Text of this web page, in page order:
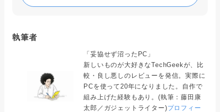
執筆者
「妥協せず沼ったPC」
新しいものが大好きなTechGeekが、比
較・良し悪しのレビューを発信。実際に
PCを使って20年になりました。自作で
組み上げた経験もあり。(執筆：藤田康
太郎／ガジェットライター)プロフィー